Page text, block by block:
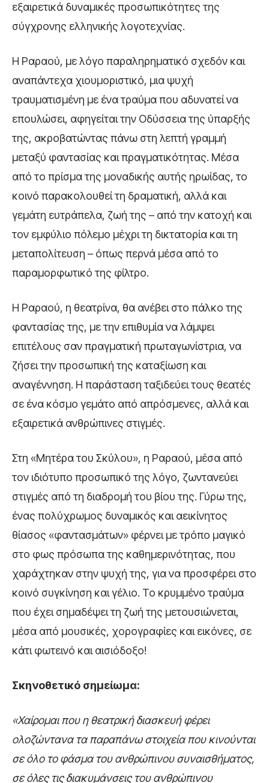
εξαιρετικά δυναμικές προσωπικότητες της
σύγχρονης ελληνικής λογοτεχνίας.
Η Ραραού, με λόγο παραληρηματικό σχεδόν και
αναπάντεχα χιουμοριστικό, μια ψυχή
τραυματισμένη με ένα τραύμα που αδυνατεί να
επουλώσει, αφηγείται την Οδύσσεια της ύπαρξής
της, ακροβατώντας πάνω στη λεπτή γραμμή
μεταξύ φαντασίας και πραγματικότητας. Μέσα
από το πρίσμα της μοναδικής αυτής ηρωίδας, το
κοινό παρακολουθεί τη δραματική, αλλά και
γεμάτη ευτράπελα, ζωή της – από την κατοχή και
τον εμφύλιο πόλεμο μέχρι τη δικτατορία και τη
μεταπολίτευση – όπως περνά μέσα από το
παραμορφωτικό της φίλτρο.
Η Ραραού, η θεατρίνα, θα ανέβει στο πάλκο της
φαντασίας της, με την επιθυμία να λάμψει
επιτέλους σαν πραγματική πρωταγωνίστρια, να
ζήσει την προσωπική της καταξίωση και
αναγέννηση. Η παράσταση ταξιδεύει τους θεατές
σε ένα κόσμο γεμάτο από απρόσμενες, αλλά και
εξαιρετικά ανθρώπινες στιγμές.
Στη «Μητέρα του Σκύλου», η Ραραού, μέσα από
τον ιδιότυπο προσωπικό της λόγο, ζωντανεύει
στιγμές από τη διαδρομή του βίου της. Γύρω της,
ένας πολύχρωμος δυναμικός και αεικίνητος
θίασος «φαντασμάτων» φέρνει με τρόπο μαγικό
στο φως πρόσωπα της καθημερινότητας, που
χαράχτηκαν στην ψυχή της, για να προσφέρει στο
κοινό συγκίνηση και γέλιο. Το κρυμμένο τραύμα
που έχει σημαδέψει τη ζωή της μετουσιώνεται,
μέσα από μουσικές, χορογραφίες και εικόνες, σε
κάτι φωτεινό και αισιόδοξο!
Σκηνοθετικό σημείωμα:
«Χαίρομαι που η θεατρική διασκευή φέρει
ολοζώντανα τα παραπάνω στοιχεία που κινούνται
σε όλο το φάσμα του ανθρώπινου συναισθήματος,
σε όλες τις διακυμάνσεις του ανθρώπινου